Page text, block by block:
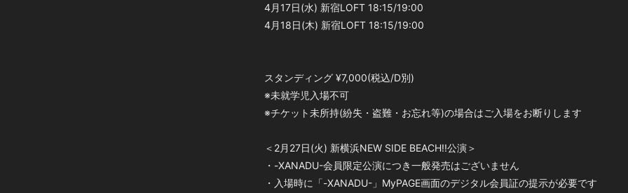
4月17日(水) 新宿LOFT 18:15/19:00
4月18日(木) 新宿LOFT 18:15/19:00
スタンディング ¥7,000(税込/D別)
※未就学児入場不可
※チケット未所持(紛失・盗難・お忘れ等)の場合はご入場をお断りします
＜2月27日(火) 新横浜NEW SIDE BEACH!!公演＞
・-XANADU-会員限定公演につき一般発売はございません
・入場時に「-XANADU-」MyPAGE画面のデジタル会員証の提示が必要です